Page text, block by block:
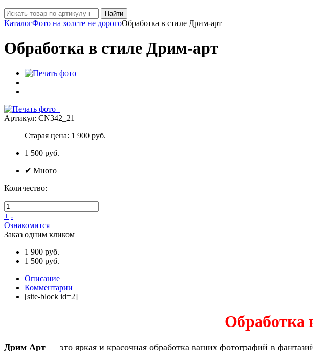
Найти
КаталогФото на холсте не дорогоОбработка в стиле Дрим-арт
Обработка в стиле Дрим-арт
Артикул: CN342_21
Старая цена: 1 900 руб.
1 500 руб.
✔ Много
Количество:
+ -
Ознакомится
Заказ одним кликом
1 900 руб.
1 500 руб.
Описание
Комментарии
[site-block id=2]
Дрим Арт — это яркая и красочная обработка ваших фотографий в